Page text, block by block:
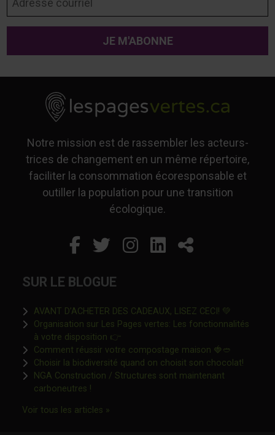
Notre mission est de rassembler les acteurs-
trices de changement en un même répertoire,
faciliter la consommation écoresponsable et
outiller la population pour une transition
écologique.
Facebook
Ce lien s'ouvrira dans
Twitter
Ce lien s'ouvrira
Instagram
Ce lien s'ouvrira
LinkedIn
Ce lien
Partager
SUR LE BLOGUE
AVANT D’ACHETER DES CADEAUX, LISEZ CECI! 💚
Organisation sur Les Pages vertes: Les fonctionnalités
à votre disposition 👉Ce lien s'ouvrira dans une nouvelle
Comment réussir votre compostage maison 🍓🥙
Choisir la biodiversité quand on choisit son chocolat!Ce lien
NGA Construction / Structures sont maintenant
carboneutres !Ce lien s'ouvrira dans une nouvelle fenêtre"
Voir tous les articles »Ce lien s'ouvrira dans une nouvelle